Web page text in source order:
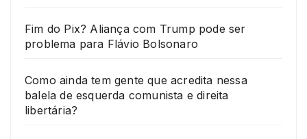
Fim do Pix? Aliança com Trump pode ser
problema para Flávio Bolsonaro
Como ainda tem gente que acredita nessa
balela de esquerda comunista e direita
libertária?